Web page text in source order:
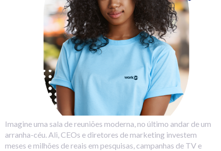
Imagine uma sala de reuniões moderna, no último andar de um
arranha-céu. Ali, CEOs e diretores de marketing investem
meses e milhões de reais em pesquisas, campanhas de TV e